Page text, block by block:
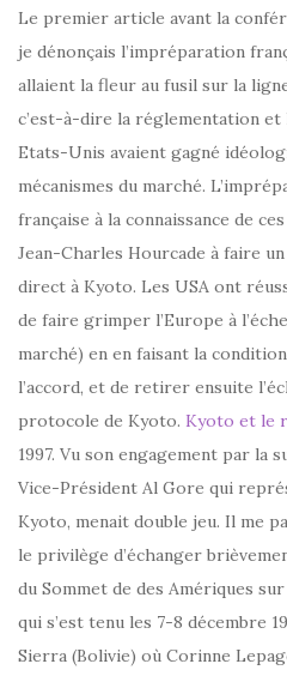
Le premier article avant la
je dénonçais l’impréparation
allaient la fleur au fusil sur la
c’est-à-dire la réglementation et
Etats-Unis avaient gagné
mécanismes du marché.
française à la connaissance de
Jean-Charles Hourcade à faire
direct à Kyoto. Les USA ont
de faire grimper l’Europe à
marché) en en faisant la
l’accord, et de retirer ensuite
protocole de Kyoto. Kyoto et le
1997. Vu son engagement par la
Vice-Président Al Gore qui
Kyoto, menait double jeu. Il me
le privilège d’échanger
du Sommet de des Amériques
qui s’est tenu les 7-8 décembre
Sierra (Bolivie) où Corinne